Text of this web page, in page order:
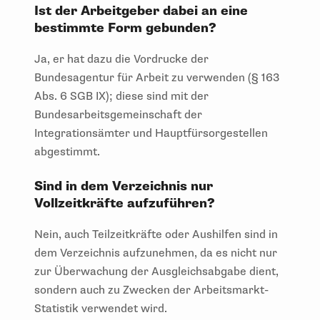
Ist der Arbeitgeber dabei an eine
bestimmte Form gebunden?
Ja, er hat dazu die Vordrucke der
Bundesagentur für Arbeit zu verwenden (§ 163
Abs. 6 SGB IX); diese sind mit der
Bundesarbeitsgemeinschaft der
Integrationsämter und Hauptfürsorgestellen
abgestimmt.
Sind in dem Verzeichnis nur
Vollzeitkräfte aufzuführen?
Nein, auch Teilzeitkräfte oder Aushilfen sind in
dem Verzeichnis aufzunehmen, da es nicht nur
zur Überwachung der Ausgleichsabgabe dient,
sondern auch zu Zwecken der Arbeitsmarkt-
Statistik verwendet wird.